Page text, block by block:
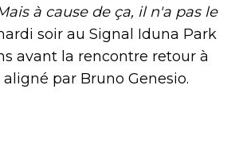
à cause de ça, il n'a pas le
soir au Signal Iduna Park
avant la rencontre retour à
par Bruno Genesio.